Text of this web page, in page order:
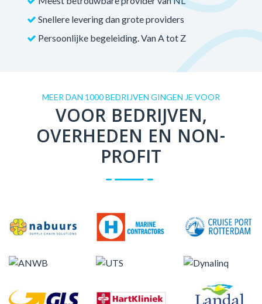
Snellere levering dan grote providers
Persoonlijke begeleiding. Van A tot Z
MEER DAN 1000 BEDRIJVEN GINGEN JE VOOR
VOOR BEDRIJVEN,
OVERHEDEN EN NON-
PROFIT